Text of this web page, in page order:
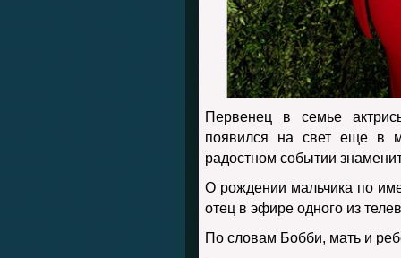
Первенец в семье
появился на свет еще в
радостном событии
О рождении мальчика по
отец в эфире одного из
По словам Бобби, мать и